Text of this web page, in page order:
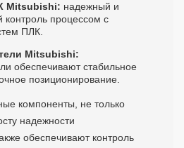
Mitsubishi: надежный и
процессом с
ПЛК.
Mitsubishi:
обеспечивают стабильное
позиционирование.
компоненты, не только
надежности
обеспечивают контроль